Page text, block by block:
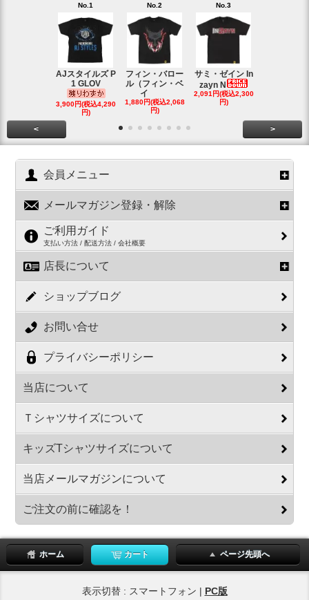
No.1
AJスタイルズ P
1 GLOV
3,900円(税込4,290
円)
No.2
フィン・バロー
ル（フィン・ベ
イ
1,880円(税込2,068
円)
No.3
サミ・ゼイン In
zayn N
2,091円(税込2,300
円)
< >
会員メニュー
メールマガジン登録・解除
ご利用ガイド
支払い方法 / 配送方法 / 会社概要
店長について
ショップブログ
お問い合せ
プライバシーポリシー
当店について
Ｔシャツサイズについて
キッズTシャツサイズについて
当店メールマガジンについて
ご注文の前に確認を！
ホーム カート ページ先頭へ
表示切替 : スマートフォン | PC版